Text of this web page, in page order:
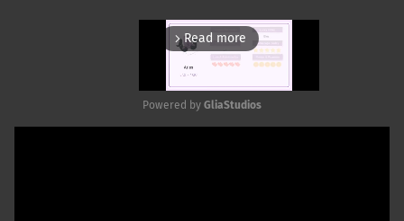
arrow_forward_ios Read more
Powered by GliaStudios